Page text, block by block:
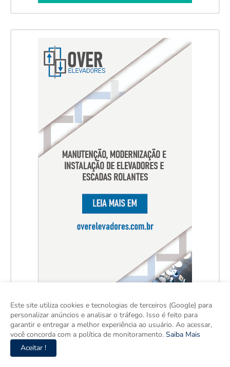
Este site utiliza cookies e tecnologias de terceiros (Google) para
personalizar anúncios e analisar o tráfego. Isso é feito para
garantir e entregar a melhor experiência ao usuário. Ao acessar,
você concorda com a política de monitoramento. Saiba Mais
Aceitar !